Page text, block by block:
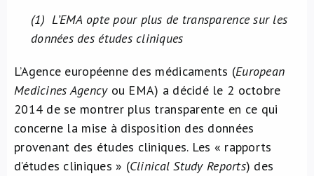
(1)L’EMA opte pour plus de transparence sur les
données des études cliniques
L’Agence européenne des médicaments (European
Medicines Agencyou EMA) a décidé le 2 octobre
2014 de se montrer plus transparente en ce qui
concerne la mise à disposition des données
provenant des études cliniques. Les « rapports
d’études cliniques » (Clinical Study Reports) des